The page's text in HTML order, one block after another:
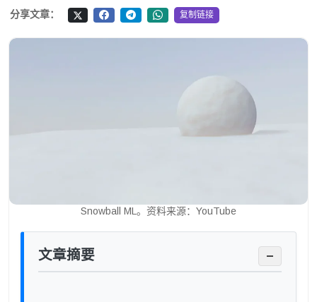
分享文章： 复制链接
Snowball ML。资料来源：YouTube
文章摘要 −